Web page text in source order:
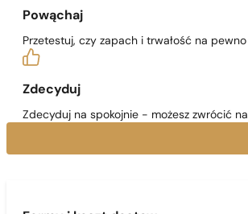
Powąchaj
Przetestuj, czy zapach i trwałość na
Zdecyduj
Zdecyduj na spokojnie - możesz zwrócić